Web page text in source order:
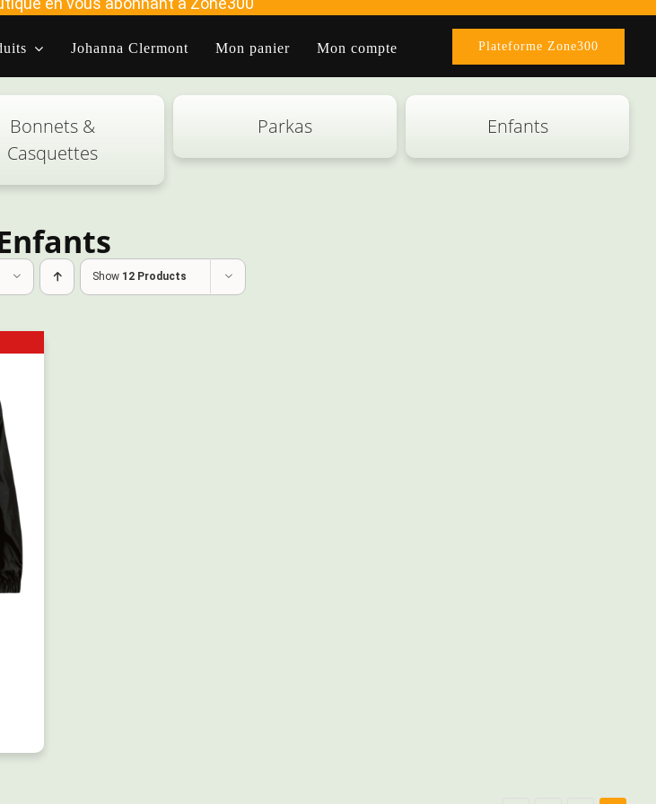
Johanna Clermont Mon panier Mon compte Plateforme Zone300
Bonnets &
Casquettes
Parkas Enfants
Show 12 Products